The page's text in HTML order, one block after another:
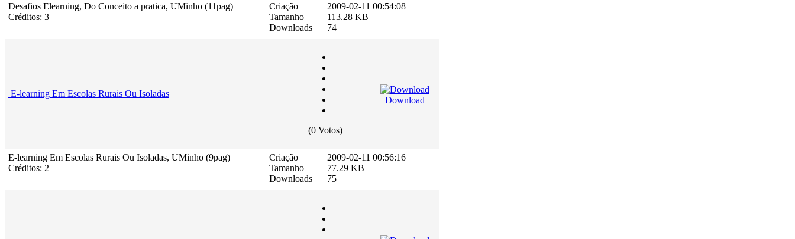
Desafios Elearning, Do Conceito a pratica, UMinho (11pag)
Créditos: 3
Criação
Tamanho
Downloads
2009-02-11 00:54:08
113.28 KB
74
E-learning Em Escolas Rurais Ou Isoladas
(0 Votos)
Download
E-learning Em Escolas Rurais Ou Isoladas, UMinho (9pag)
Créditos: 2
Criação
Tamanho
Downloads
2009-02-11 00:56:16
77.29 KB
75